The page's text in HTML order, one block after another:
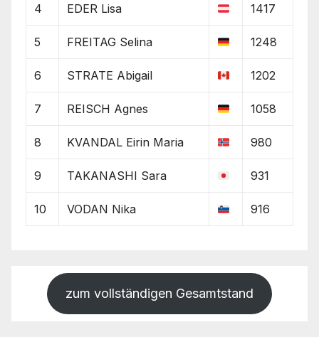
4 EDER Lisa 1417
5 FREITAG Selina 1248
6 STRATE Abigail 1202
7 REISCH Agnes 1058
8 KVANDAL Eirin Maria 980
9 TAKANASHI Sara 931
10 VODAN Nika 916
zum vollständigen Gesamtstand